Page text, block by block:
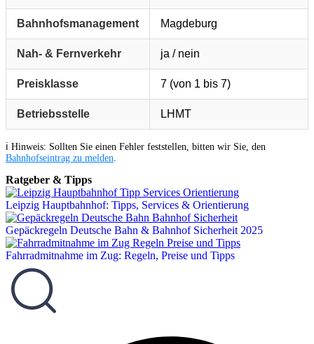
Bahnhofsmanagement Magdeburg
Nah- & Fernverkehr ja / nein
Preisklasse 7 (von 1 bis 7)
Betriebsstelle LHMT
ℹ️ Hinweis: Sollten Sie einen Fehler feststellen, bitten wir Sie, den
Bahnhofseintrag zu melden
Ratgeber & Tipps
Leipzig Hauptbahnhof: Tipps, Services & Orientierung
Gepäckregeln Deutsche Bahn & Bahnhof Sicherheit 2025
Fahrradmitnahme im Zug: Regeln, Preise und Tipps